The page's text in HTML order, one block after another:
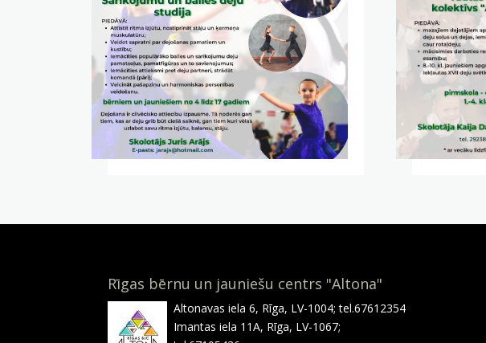
Rīgas bērnu un jauniešu centrs "Altona"
Altonavas iela 6, Rīga, LV-1004; tel.67612354
Imantas iela 11A, Rīga, LV-1067;